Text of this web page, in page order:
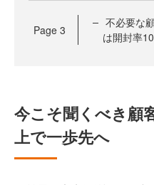
Page 3
不必要な
は開封率
今こそ聞くべき顧
上で一歩先へ